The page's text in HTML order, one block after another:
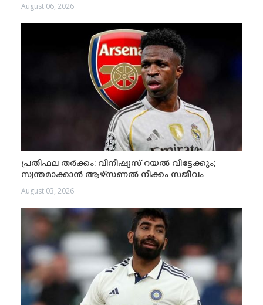
August 06, 2026
പ്രതിഫല തർക്കം: വിനീഷ്യസ് റയൽ വിട്ടേക്കും;
സ്വന്തമാക്കാൻ ആഴ്സണൽ നീക്കം സജീവം
August 03, 2026